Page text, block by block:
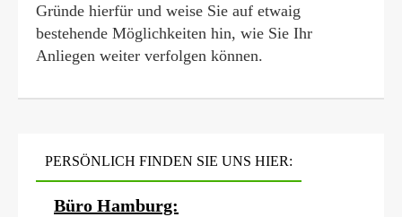
Gründe hierfür und weise Sie auf etwaig
bestehende Möglichkeiten hin, wie Sie Ihr
Anliegen weiter verfolgen können.
PERSÖNLICH FINDEN SIE UNS HIER:
Büro Hamburg: